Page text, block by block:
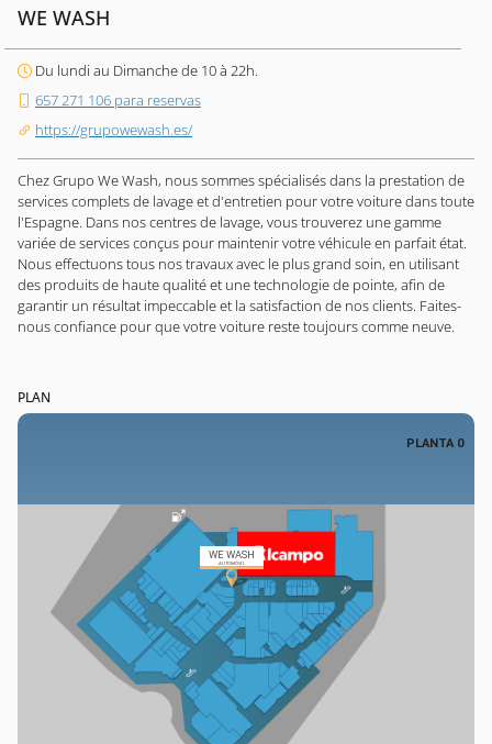
WE WASH
Du lundi au Dimanche de 10 à 22h.
657 271 106 para reservas
https://grupowewash.es/
Chez Grupo We Wash, nous sommes spécialisés dans la prestation de
services complets de lavage et d'entretien pour votre voiture dans toute
l'Espagne. Dans nos centres de lavage, vous trouverez une gamme
variée de services conçus pour maintenir votre véhicule en parfait état.
Nous effectuons tous nos travaux avec le plus grand soin, en utilisant
des produits de haute qualité et une technologie de pointe, afin de
garantir un résultat impeccable et la satisfaction de nos clients. Faites-
nous confiance pour que votre voiture reste toujours comme neuve.
PLAN